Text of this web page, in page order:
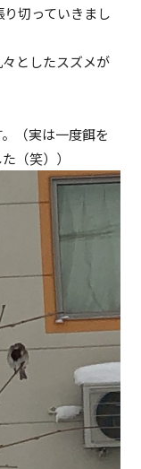
切っていきまし
としたスズメが
（実は一度餌を
（笑））